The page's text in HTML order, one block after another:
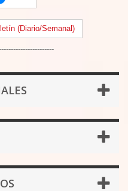
(Diario/Semanal)